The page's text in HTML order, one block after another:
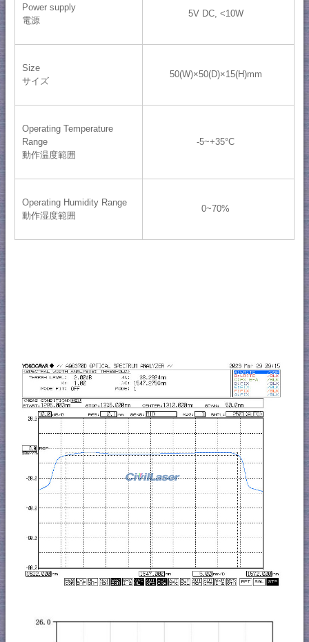
Power supply
電源
5V DC, <10W
Size
サイズ
50(W)×50(D)×15(H)mm
Operating Temperature
Range
動作温度範囲
-5~+35°C
Operating Humidity Range
動作湿度範囲
0~70%